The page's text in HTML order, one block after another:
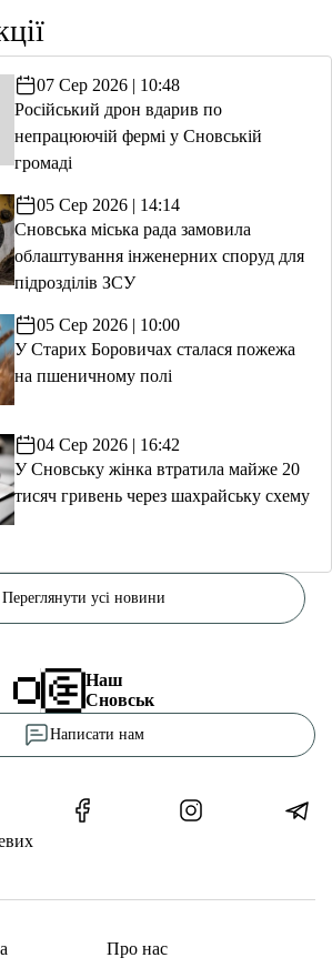
07 Сер 2026 | 10:48
Російський дрон вдарив по
непрацюючій фермі у Сновській
громаді
05 Сер 2026 | 14:14
Сновська міська рада замовила
облаштування інженерних споруд для
підрозділів ЗСУ
05 Сер 2026 | 10:00
У Старих Боровичах сталася пожежа
на пшеничному полі
04 Сер 2026 | 16:42
У Сновську жінка втратила майже 20
тисяч гривень через шахрайську схему
Переглянути усі новини
Наш
Сновськ
Написати нам
Про нас